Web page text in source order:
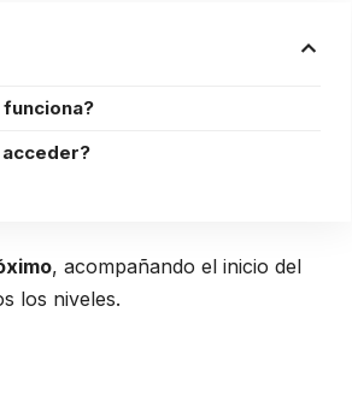
, acompañando el inicio del
los niveles.